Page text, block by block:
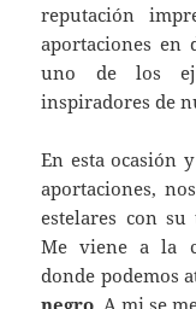
reputación
aportaciones en
uno de los
inspiradores de
En esta ocasión
aportaciones,
estelares con
Me viene a la
donde podemos
negro . A mi se